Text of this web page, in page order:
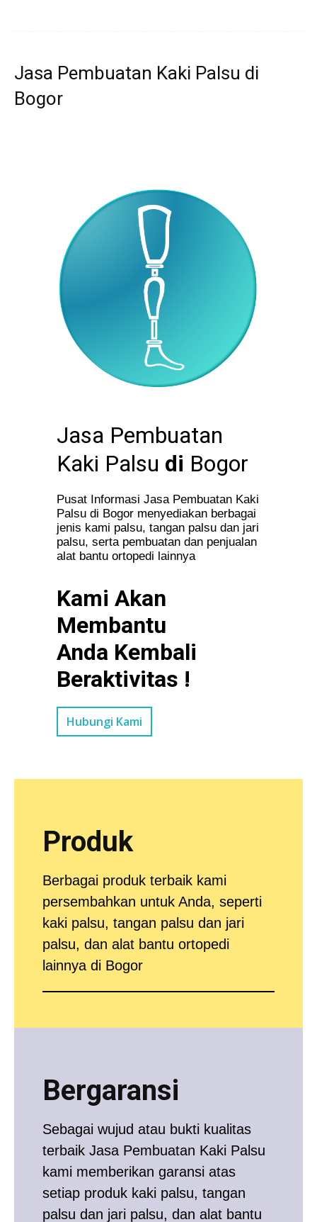
Jasa Pembuatan Kaki Palsu di
Bogor
Jasa Pembuatan
Kaki Palsu di Bogor
Pusat Informasi Jasa Pembuatan Kaki
Palsu di Bogor menyediakan berbagai
jenis kami palsu, tangan palsu dan jari
palsu, serta pembuatan dan penjualan
alat bantu ortopedi lainnya
Kami Akan
Membantu
Anda Kembali
Beraktivitas !
Hubungi Kami
Produk
Berbagai produk terbaik kami
persembahkan untuk Anda, seperti
kaki palsu, tangan palsu dan jari
palsu, dan alat bantu ortopedi
lainnya di Bogor
Bergaransi
Sebagai wujud atau bukti kualitas
terbaik Jasa Pembuatan Kaki Palsu
kami memberikan garansi atas
setiap produk kaki palsu, tangan
palsu dan jari palsu, dan alat bantu